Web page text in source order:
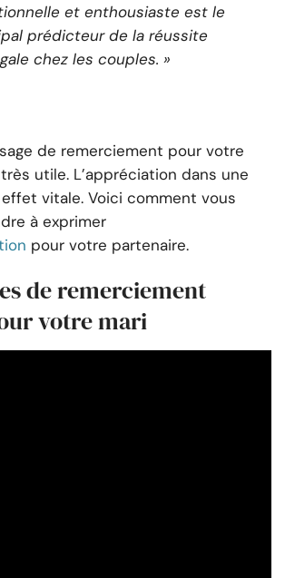
et enthousiaste est le
prédicteur de la réussite
chez les couples. »
de remerciement pour votre
utile. L’appréciation dans une
vitale. Voici comment vous
à exprimer
pour votre partenaire.
de remerciement
votre mari